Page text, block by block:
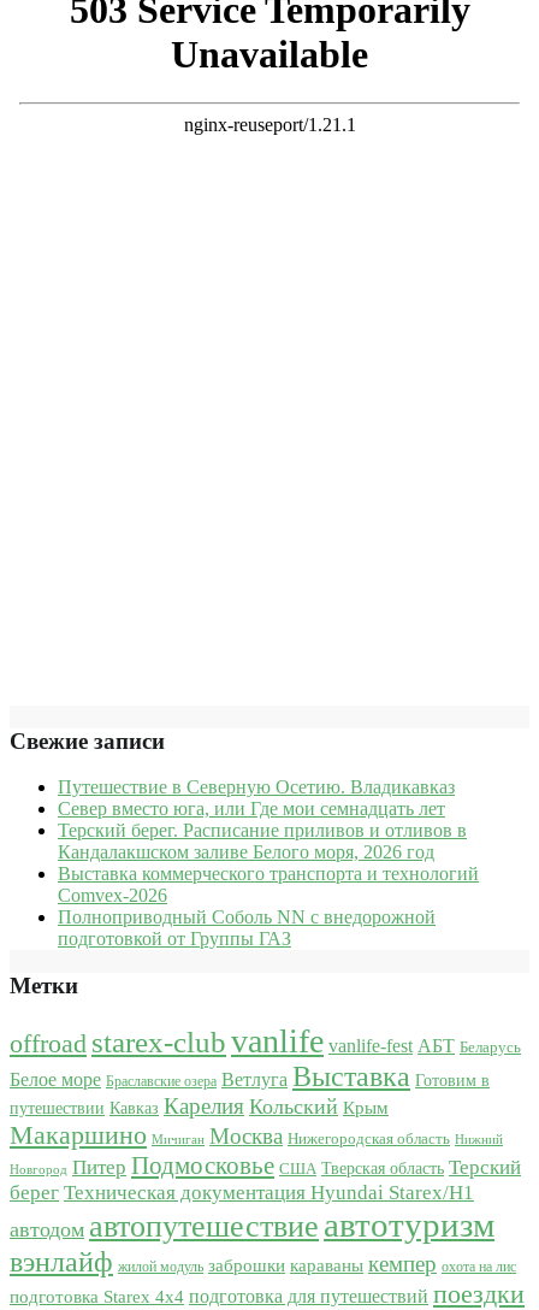
Свежие записи
Путешествие в Северную Осетию. Владикавказ
Север вместо юга, или Где мои семнадцать лет
Терский берег. Расписание приливов и отливов в
Кандалакшском заливе Белого моря, 2026 год
Выставка коммерческого транспорта и технологий
Comvex-2026
Полноприводный Соболь NN с внедорожной
подготовкой от Группы ГАЗ
Метки
offroad starex-clubvanlife vanlife-fest АБТ Беларусь
Белое море Браславские озера Ветлуга Выставка Готовим в
путешествии Кавказ Карелия Кольский Крым
Макаршино Мичиган Москва Нижегородская область Нижний
Новгород Питер Подмосковье США Тверская область Терский
берег Техническая документация Hyundai Starex/H1
автодом автопутешествие автотуризм
вэнлайф жилой модуль заброшки караваны кемпер охота на лис
подготовка Starex 4x4 подготовка для путешествий поездки